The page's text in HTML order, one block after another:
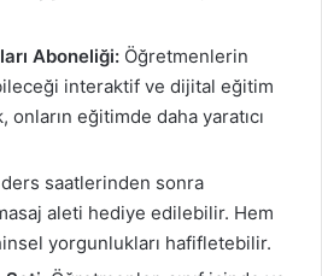
Aboneliği: Öğretmenlerin
interaktif ve dijital eğitim
onların eğitimde daha yaratıcı
saatlerinden sonra
aleti hediye edilebilir. Hem
yorgunlukları hafifletebilir.